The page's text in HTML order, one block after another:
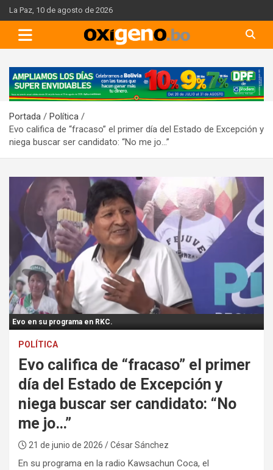
Skip
to
content
La Paz, 10 de agosto de 2026
A
d
e
r
t
e
e
n
t
:
Portada
Política
Evo califica de “fracaso” el primer día del Estado de Excepción y
niega buscar ser candidato: “No me jo…”
Evo en su programa en RKC.
POLÍTICA
Evo califica de “fracaso” el primer
día del Estado de Excepción y
niega buscar ser candidato: “No
me jo…”
21 de junio de 2026 / César Sánchez
En su programa en la radio Kawsachun Coca, el